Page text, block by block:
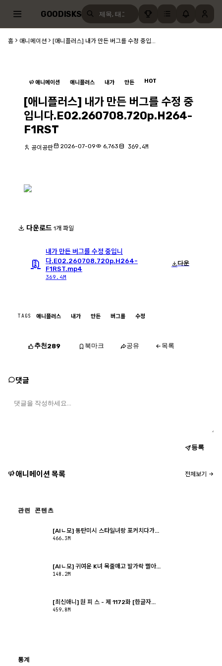
GOODISKS
홈 애니메이션 [애니플러스] 내가 만든 버그를 수정 중입...
애니메이션 애니플러스 내가 만든 HOT
[애니플러스] 내가 만든 버그를 수정 중
입니다.E02.260708.720p.H264-
F1RST
공이공란 2026-07-09 6,763 369.4M
다운로드 1개 파일
내가 만든 버그를 수정 중입니
다.E02.260708.720p.H264-
F1RST.mp4
369.4M
다운
TAGS 애니플러스 내가 만든 버그를 수정
추천289 북마크 공유 목록
댓글
등록
애니메이션 목록 전체보기
관련 콘텐츠
[AIㄴ모] 동탄미시 스타일녀랑 포커치다가...
466.3M
[AIㄴ모] 귀여운 K녀 목줄매고 발가락 빨아...
148.2M
[최신애니] 원 피 스 - 제 1172화 [한글자...
459.8M
통계